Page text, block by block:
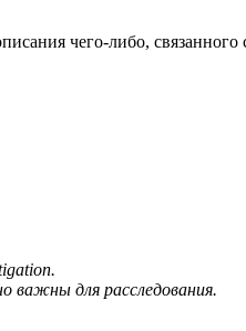
чего-либо,
важны для расследования.